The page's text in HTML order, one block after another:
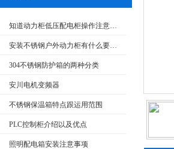
知道动力柜低压配电柜操作注意事项很重要
安装不锈钢户外动力柜有什么要求呢
304不锈钢防护箱的两种分类
安川电机变频器
不锈钢保温箱特点跟运用范围
PLC控制柜介绍以及优点
照明配电箱安装注意事项